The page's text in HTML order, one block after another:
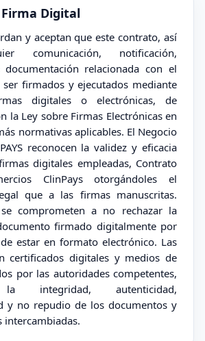
Digital
y aceptan que este contrato, así
comunicación, notificación,
relacionada con el
firmados y ejecutados mediante
digitales o electrónicas, de
la Ley sobre Firmas Electrónicas en
normativas aplicables. El Negocio
reconocen la validez y eficacia
digitales empleadas, Contrato
ClinPays otorgándoles el
que a las firmas manuscritas.
comprometen a no rechazar la
firmado digitalmente por
estar en formato electrónico. Las
certificados digitales y medios de
por las autoridades competentes,
la integridad, autenticidad,
y no repudio de los documentos y
intercambiadas.